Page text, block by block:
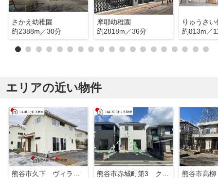
さかえ幼稚園
約2388m／30分
摩耶幼稚園
約2818m／36分
りゅうさ
約813m／
エリアの近い物件
熊谷市高